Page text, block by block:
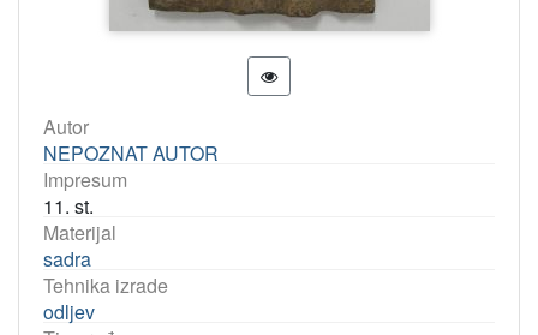
Autor
NEPOZNAT AUTOR
Impresum
11. st.
Materijal
sadra
Tehnika izrade
odljev